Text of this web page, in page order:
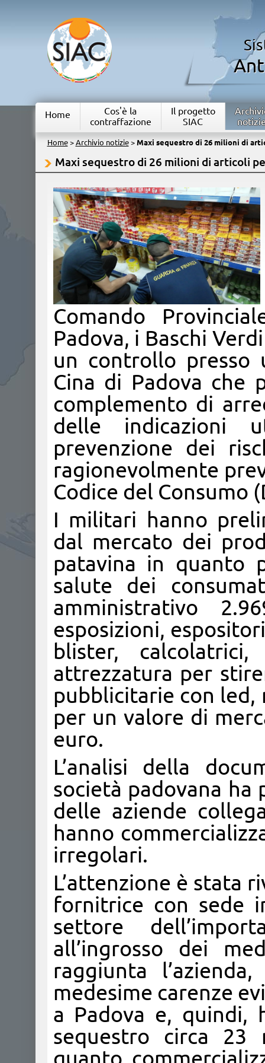
Home
Cos'è la
contraffazione
Il progetto
SIAC
Home> Archivio notizie> Maxi sequestro di 26 milioni di
Maxi sequestro di 26 milioni di articoli
Comando
Padova, i Baschi
un controllo presso
Cina di Padova
complemento di
delle indicazioni
prevenzione dei
ragionevolmente
Codice del Consumo
I militari hanno
dal mercato dei
patavina in quanto
salute dei
amministrativo
esposizioni,
blister,
attrezzatura per
pubblicitarie con
per un valore di
euro.
L’analisi della
società padovana
delle aziende
hanno
irregolari.
L’attenzione è stata
fornitrice con sede
settore
all’ingrosso dei
raggiunta
medesime carenze
a Padova e, quindi,
sequestro circa
quanto